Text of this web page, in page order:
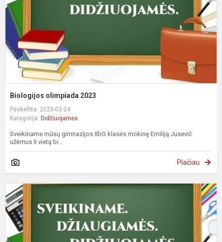
Biologijos olimpiada 2023
Paskelbta: 2023-02-24
Kategorija: Didžiuojamės
Sveikiname mūsų gimnazijos IIbG klasės mokinę Emiliją Jusevič
užėmus II vietą bi...
Plačiau